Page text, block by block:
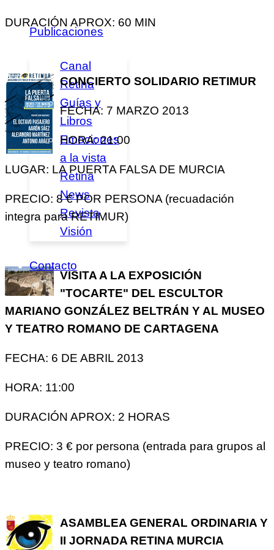
Publicaciones
Canal
Retina
Guías y
Libros
Emociones
a la vista
Retina
News
Revista
Visión
Contacto
DURACIÓN APROX: 60 MIN
CONCIERTO SOLIDARIO RETIMUR
FECHA: 7 MARZO 2013
HORA: 21:00
LUGAR: LA PUERTA FALSA DE MURCIA
PRECIO: 8 € POR PERSONA (recuadación
integra para RETIMUR)
VISITA A LA EXPOSICIÓN
"TOCARTE" DEL ESCULTOR
MARIANO GONZÁLEZ BELTRÁN Y AL MUSEO
Y TEATRO ROMANO DE CARTAGENA
FECHA: 6 DE ABRIL 2013
HORA: 11:00
DURACIÓN APROX: 2 HORAS
PRECIO: 3 € por persona (entrada para grupos al
museo y teatro romano)
ASAMBLEA GENERAL ORDINARIA Y
II JORNADA RETINA MURCIA